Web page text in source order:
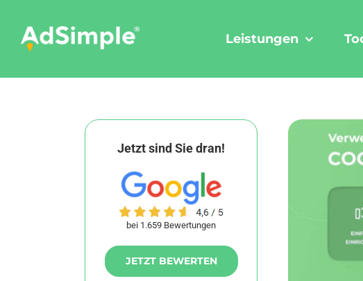
content
Leistungen
Jetzt sind Sie dran!
bei 1.659 Bewertungen
JETZT BEWERTEN